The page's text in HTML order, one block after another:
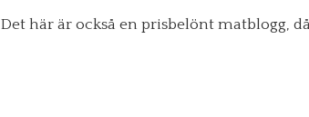
Det här är också en prisbelönt matblogg,